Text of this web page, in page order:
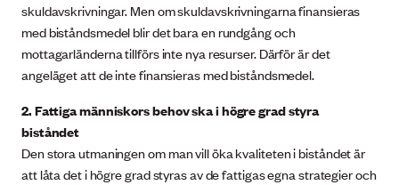
skuldavskrivningar. Men om skuldavskrivningarna finansieras
med biståndsmedel blir det bara en rundgång och
mottagarländerna tillförs inte nya resurser. Därför är det
angeläget att de inte finansieras med biståndsmedel.
2. Fattiga människors behov ska i högre grad styra
biståndet
Den stora utmaningen om man vill öka kvaliteten i biståndet är
att låta det i högre grad styras av de fattigas egna strategier och